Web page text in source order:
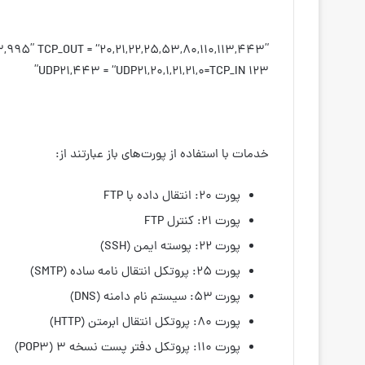
TCP_OUT = “20,21,22,25,53,80,110,113,443”
UDP21,443 = “UDP21,20,1,21,21,0=TCP_IN 123”
خدمات با استفاده از پورت‌های باز عبارتند از:
پورت ۲۰: انتقال داده با FTP
پورت ۲۱: کنترل FTP
پورت ۲۲: پوسته ایمن (SSH)
پورت ۲۵: پروتکل انتقال نامه ساده (SMTP)
پورت ۵۳: سیستم نام دامنه (DNS)
پورت ۸۰: پروتکل انتقال ابرمتن (HTTP)
پورت ۱۱۰: پروتکل دفتر پست نسخه ۳ (POP3)